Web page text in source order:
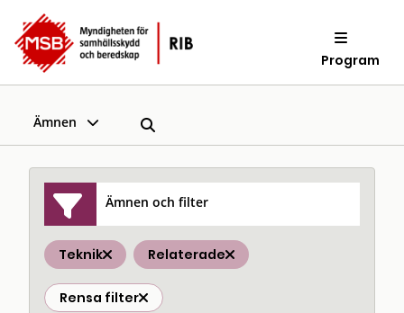
Program
Ämnen
Ämnen och filter
Teknik Relaterade
Rensa filter